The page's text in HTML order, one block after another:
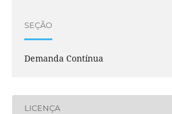
SEÇÃO
Demanda Contínua
LICENÇA